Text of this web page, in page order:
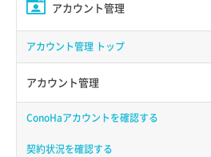
アカウント管理
アカウント管理 トップ
アカウント管理
ConoHaアカウントを確認する
契約状況を確認する